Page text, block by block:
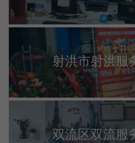
射洪市射洪服
双流区双流服